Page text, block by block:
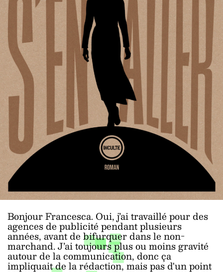
Bonjour Francesca. Oui, j’ai travaillé pour des
agences de publicité pendant plusieurs
années, avant de bifurquer dans le non-
marchand. J’ai toujours plus ou moins gravité
autour de la communication, donc ça
impliquait de la rédaction, mais pas d'un point